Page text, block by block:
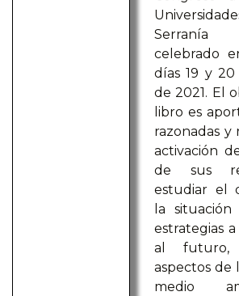
Serranía
celebrado
días 19 y
de 2021. El
libro es
razonadas y
activación
de sus
estudiar el
la
estrategias
al futuro,
aspectos de
medio